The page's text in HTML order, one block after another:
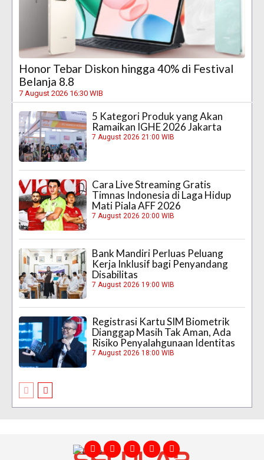
Honor Tebar Diskon hingga 40% di Festival
Belanja 8.8
7 August 2026 16:30 WIB
5 Kategori Produk yang Akan
Ramaikan IGHE 2026 Jakarta
7 August 2026 21:00 WIB
Cara Live Streaming Gratis
Timnas Indonesia di Laga Hidup
Mati Piala AFF 2026
7 August 2026 20:00 WIB
Bank Mandiri Perluas Peluang
Kerja Inklusif bagi Penyandang
Disabilitas
7 August 2026 19:00 WIB
Registrasi Kartu SIM Biometrik
Dianggap Masih Tak Aman, Ada
Risiko Penyalahgunaan Identitas
7 August 2026 18:00 WIB